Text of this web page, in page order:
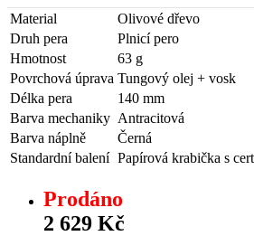
Material
Olivové dřevo
Druh pera
Plnicí pero
Hmotnost
63 g
Povrchová úprava Tungový olej + vosk
Délka pera
140 mm
Barva mechaniky Antracitová
Barva náplně
Černá
Standardní balení Papírová krabička s
Prodáno
2 629 Kč